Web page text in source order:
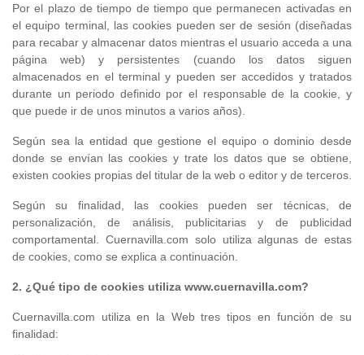
Por el plazo de tiempo de tiempo que permanecen activadas en
el equipo terminal, las cookies pueden ser de sesión (diseñadas
para recabar y almacenar datos mientras el usuario acceda a una
página web) y persistentes (cuando los datos siguen
almacenados en el terminal y pueden ser accedidos y tratados
durante un periodo definido por el responsable de la cookie, y
que puede ir de unos minutos a varios años).
Según sea la entidad que gestione el equipo o dominio desde
donde se envían las cookies y trate los datos que se obtiene,
existen cookies propias del titular de la web o editor y de terceros.
Según su finalidad, las cookies pueden ser técnicas, de
personalización, de análisis, publicitarias y de publicidad
comportamental. Cuernavilla.com solo utiliza algunas de estas
de cookies, como se explica a continuación.
2. ¿Qué tipo de cookies utiliza www.cuernavilla.com?
Cuernavilla.com utiliza en la Web tres tipos en función de su
finalidad: